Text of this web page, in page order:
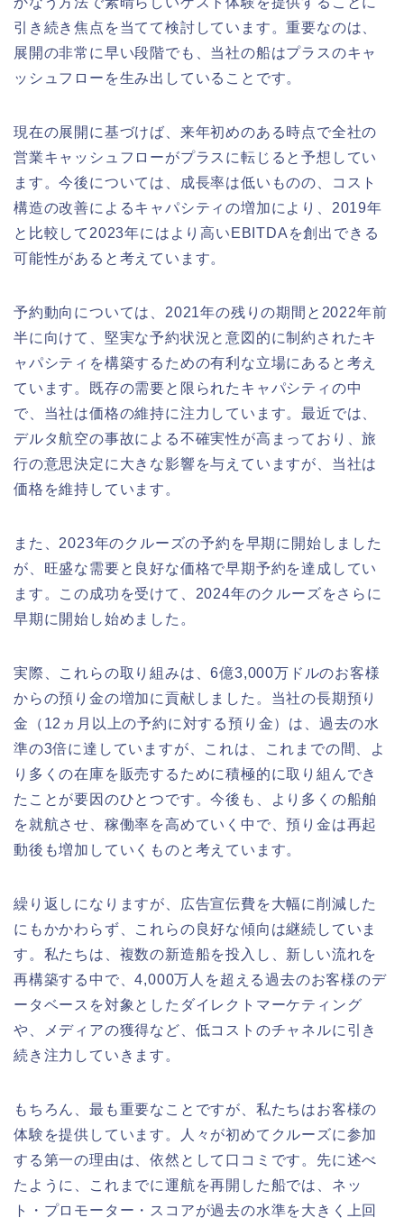
引き続き焦点を当てて検討しています。重要なのは、
展開の非常に早い段階でも、当社の船はプラスのキャ
ッシュフローを生み出していることです。
現在の展開に基づけば、来年初めのある時点で全社の
営業キャッシュフローがプラスに転じると予想してい
ます。今後については、成長率は低いものの、コスト
構造の改善によるキャパシティの増加により、2019年
と比較して2023年にはより高いEBITDAを創出できる
可能性があると考えています。
予約動向については、2021年の残りの期間と2022年前
半に向けて、堅実な予約状況と意図的に制約されたキ
ャパシティを構築するための有利な立場にあると考え
ています。既存の需要と限られたキャパシティの中
で、当社は価格の維持に注力しています。最近では、
デルタ航空の事故による不確実性が高まっており、旅
行の意思決定に大きな影響を与えていますが、当社は
価格を維持しています。
また、2023年のクルーズの予約を早期に開始しました
が、旺盛な需要と良好な価格で早期予約を達成してい
ます。この成功を受けて、2024年のクルーズをさらに
早期に開始し始めました。
実際、これらの取り組みは、6億3,000万ドルのお客様
からの預り金の増加に貢献しました。当社の長期預り
金（12ヵ月以上の予約に対する預り金）は、過去の水
準の3倍に達していますが、これは、これまでの間、よ
り多くの在庫を販売するために積極的に取り組んでき
たことが要因のひとつです。今後も、より多くの船舶
を就航させ、稼働率を高めていく中で、預り金は再起
動後も増加していくものと考えています。
繰り返しになりますが、広告宣伝費を大幅に削減した
にもかかわらず、これらの良好な傾向は継続していま
す。私たちは、複数の新造船を投入し、新しい流れを
再構築する中で、4,000万人を超える過去のお客様のデ
ータベースを対象としたダイレクトマーケティング
や、メディアの獲得など、低コストのチャネルに引き
続き注力していきます。
もちろん、最も重要なことですが、私たちはお客様の
体験を提供しています。人々が初めてクルーズに参加
する第一の理由は、依然として口コミです。先に述べ
たように、これまでに運航を再開した船では、ネッ
ト・プロモーター・スコアが過去の水準を大きく上回